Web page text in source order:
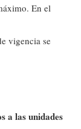
En el
vigencia se
a las unidades